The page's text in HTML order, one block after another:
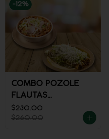
-12%
COMBO POZOLE
FLAUTAS
AHOGADAS
$230.00
$260.00